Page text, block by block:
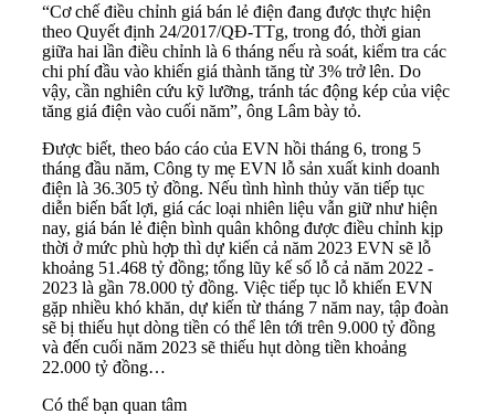
“Cơ chế điều chỉnh giá bán lẻ điện đang được thực hiện
theo Quyết định 24/2017/QĐ-TTg, trong đó, thời gian
giữa hai lần điều chỉnh là 6 tháng nếu rà soát, kiểm tra các
chi phí đầu vào khiến giá thành tăng từ 3% trở lên. Do
vậy, cần nghiên cứu kỹ lưỡng, tránh tác động kép của việc
tăng giá điện vào cuối năm”, ông Lâm bày tỏ.
Được biết, theo báo cáo của EVN hồi tháng 6, trong 5
tháng đầu năm, Công ty mẹ EVN lỗ sản xuất kinh doanh
điện là 36.305 tỷ đồng. Nếu tình hình thủy văn tiếp tục
diễn biến bất lợi, giá các loại nhiên liệu vẫn giữ như hiện
nay, giá bán lẻ điện bình quân không được điều chỉnh kịp
thời ở mức phù hợp thì dự kiến cả năm 2023 EVN sẽ lỗ
khoảng 51.468 tỷ đồng; tổng lũy kế số lỗ cả năm 2022 -
2023 là gần 78.000 tỷ đồng. Việc tiếp tục lỗ khiến EVN
gặp nhiều khó khăn, dự kiến từ tháng 7 năm nay, tập đoàn
sẽ bị thiếu hụt dòng tiền có thể lên tới trên 9.000 tỷ đồng
và đến cuối năm 2023 sẽ thiếu hụt dòng tiền khoảng
22.000 tỷ đồng…
Có thể bạn quan tâm